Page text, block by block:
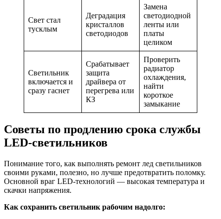
Свет стал
тусклым
Деградация
кристаллов
светодиодов
Замена
светодиодной
ленты или
платы
целиком
Светильник
включается и
сразу гаснет
Срабатывает
защита
драйвера от
перегрева или
КЗ
Проверить
радиатор
охлаждения,
найти
короткое
замыкание
Советы по продлению срока службы
LED-светильников
Понимание того, как выполнять ремонт лед светильников
своими руками, полезно, но лучше предотвратить поломку.
Основной враг LED-технологий — высокая температура и
скачки напряжения.
Как сохранить светильник рабочим надолго: